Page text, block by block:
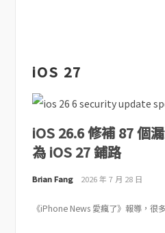
iOS 27
iOS 26.6 修補 87 個
為 iOS 27 鋪路
Brian Fang 2026 年 7 月 28 日
《iPhone News 愛瘋了》報導，很